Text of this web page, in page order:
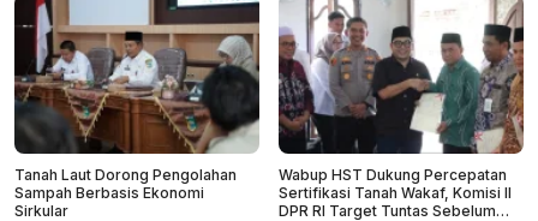
Tanah Laut Dorong Pengolahan
Sampah Berbasis Ekonomi
Sirkular
Wabup HST Dukung Percepatan
Sertifikasi Tanah Wakaf, Komisi II
DPR RI Target Tuntas Sebelum